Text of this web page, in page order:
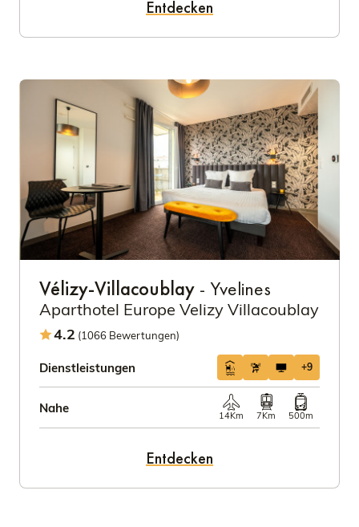
Entdecken
Vélizy-Villacoublay - Yvelines
Aparthotel Europe Velizy Villacoublay
4.2 (1066 Bewertungen)
Dienstleistungen +9
Nahe
14Km 7Km 500m
Entdecken